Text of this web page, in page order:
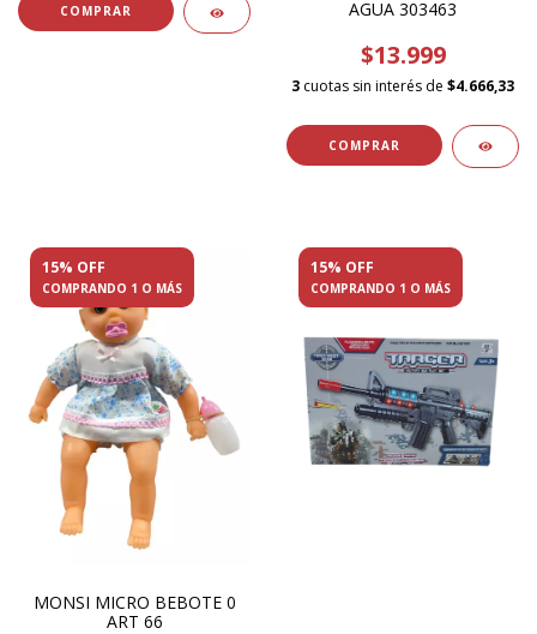
AGUA 303463
$13.999
3 cuotas sin interés de $4.666,33
15% OFF
COMPRANDO 1 O MÁS
MONSI MICRO BEBOTE 0
ART 66
15% OFF
COMPRANDO 1 O MÁS